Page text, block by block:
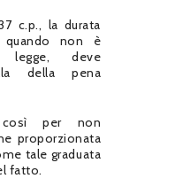
c.p., la durata
quando non è
legge, deve
della pena
per non
proporzionata
tale graduata
fatto.